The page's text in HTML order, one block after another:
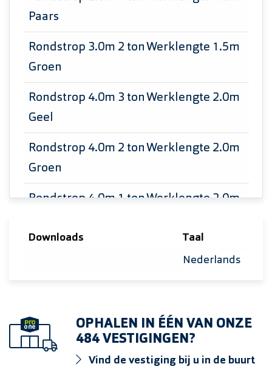
Paars
Rondstrop 3.0m 2 ton Werklengte 1.5m
Groen
Rondstrop 4.0m 3 ton Werklengte 2.0m
Geel
Rondstrop 4.0m 2 ton Werklengte 2.0m
Groen
Rondstrop 4.0m 1 ton Werklengte 2.0m
Downloads
Taal
Selecteer taal
OPHALEN IN ÉÉN VAN ONZE
484 VESTIGINGEN?
Vind de vestiging bij u in de buurt